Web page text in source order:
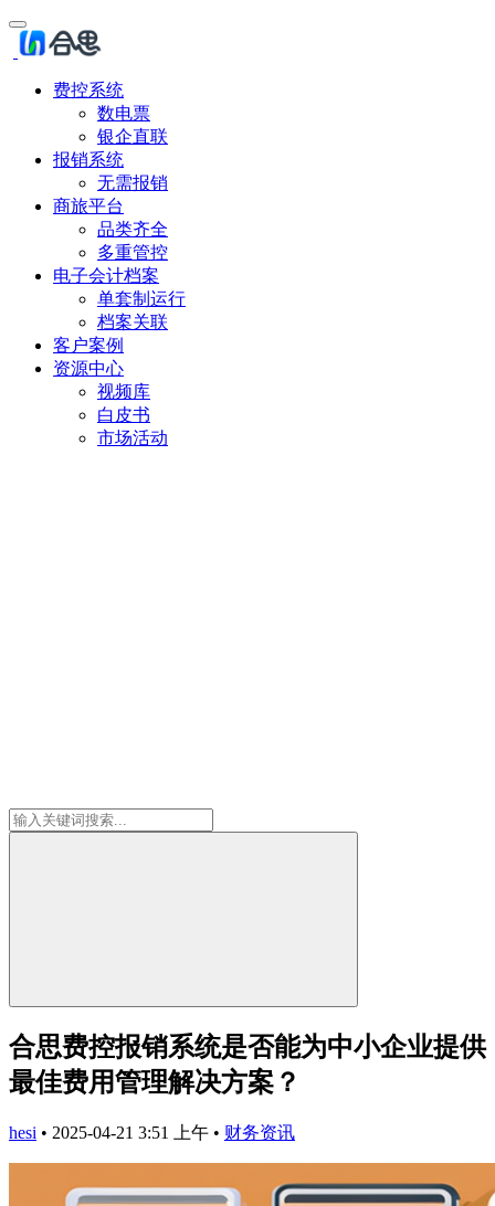
费控系统
数电票
银企直联
报销系统
无需报销
商旅平台
品类齐全
多重管控
电子会计档案
单套制运行
档案关联
客户案例
资源中心
视频库
白皮书
市场活动
合思费控报销系统是否能为中小企业提供
最佳费用管理解决方案？
hesi • 2025-04-21 3:51 上午 • 财务资讯